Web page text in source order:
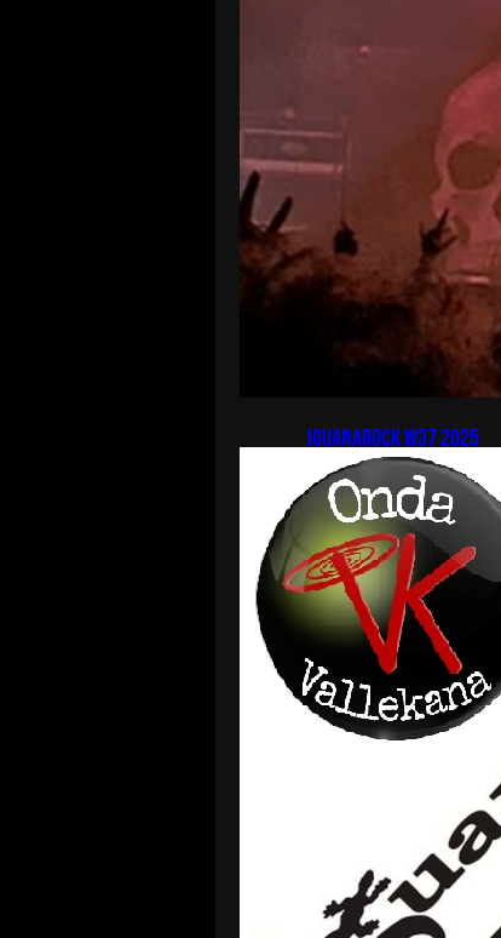
iguanarock w37 2025
[…]